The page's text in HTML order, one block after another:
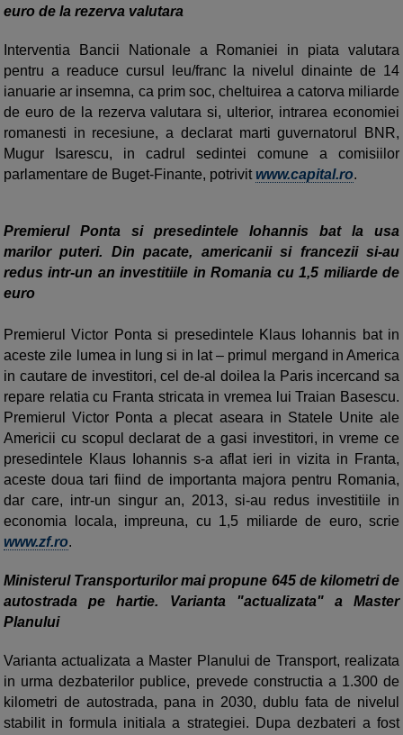
euro de la rezerva valutara
Interventia Bancii Nationale a Romaniei in piata valutara
pentru a readuce cursul leu/franc la nivelul dinainte de 14
ianuarie ar insemna, ca prim soc, cheltuirea a catorva miliarde
de euro de la rezerva valutara si, ulterior, intrarea economiei
romanesti in recesiune, a declarat marti guvernatorul BNR,
Mugur Isarescu, in cadrul sedintei comune a comisiilor
parlamentare de Buget-Finante, potrivitwww.capital.ro.
Premierul Ponta si presedintele Iohannis bat la usa
marilor puteri. Din pacate, americanii si francezii si-au
redus intr-un an investitiile in Romania cu 1,5 miliarde de
euro
Premierul Victor Ponta si presedintele Klaus Iohannis bat in
aceste zile lumea in lung si in lat – primul mergand in America
in cautare de investitori, cel de-al doilea la Paris incercand sa
repare relatia cu Franta stricata in vremea lui Traian Basescu.
Premierul Victor Ponta a plecat aseara in Statele Unite ale
Americii cu scopul declarat de a gasi investitori, in vreme ce
presedintele Klaus Iohannis s-a aflat ieri in vizita in Franta,
aceste doua tari fiind de importanta majora pentru Romania,
dar care, intr-un singur an, 2013, si-au redus investitiile in
economia locala, impreuna, cu 1,5 miliarde de euro, scrie
www.zf.ro.
Ministerul Transporturilor mai propune 645 de kilometri de
autostrada pe hartie. Varianta "actualizata" a Master
Planului
Varianta actualizata a Master Planului de Transport, realizata
in urma dezbaterilor publice, prevede constructia a 1.300 de
kilometri de autostrada, pana in 2030, dublu fata de nivelul
stabilit in formula initiala a strategiei. Dupa dezbateri a fost